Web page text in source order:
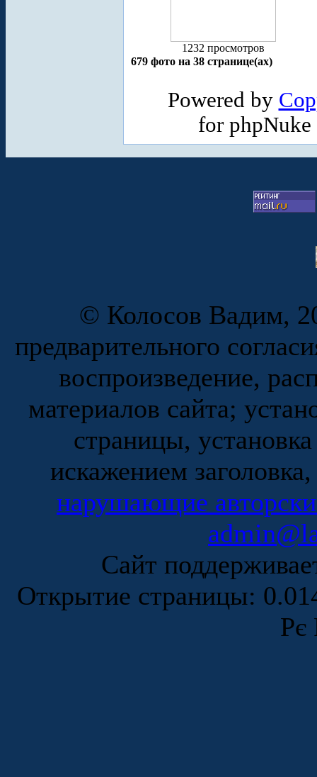
1232 просмотров
679 фото на 38 странице(ах)
Powered by
for
© Колосов Вадим,
предварительного
воспроизведение,
материалов сайта;
страницы,
искажением
нарушающие
Сайт
Открытие страницы:
Рє